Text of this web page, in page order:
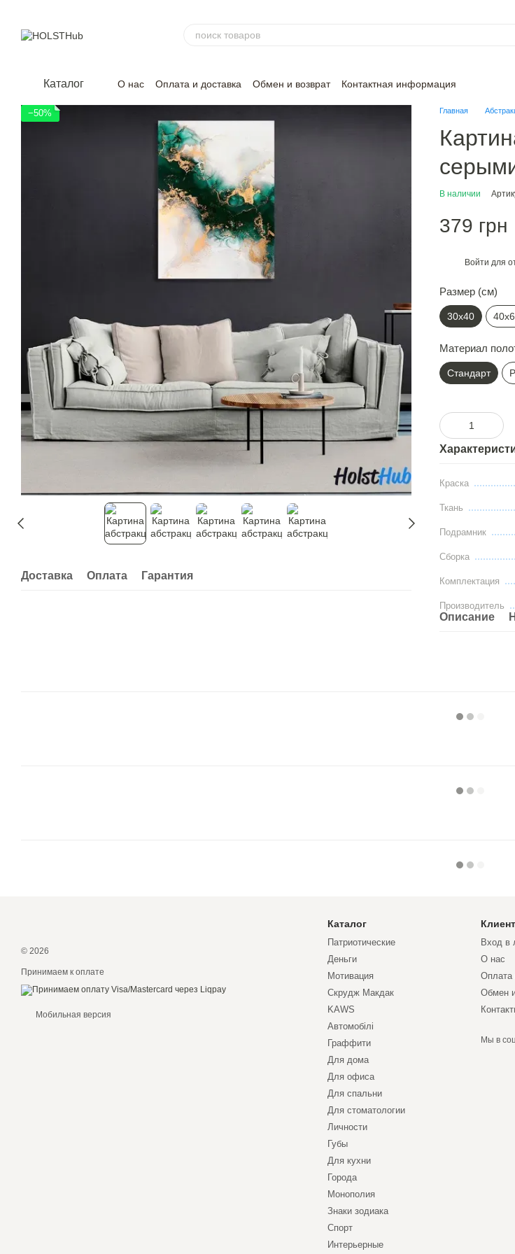
Каталог О нас Оплата и доставка Обмен и возврат Контактная информация
−50%
Доставка Оплата Гарантия
Главная
В наличии
379 грн
Войти для
Размер (см)
30х40
Материал
Стандарт
Краска
Ткань
Подрамник
Сборка
Комплектация
Производитель
Описание
© 2026
Принимаем к оплате
Мобильная версия
Каталог
Патриотические
Деньги
Мотивация
Скрудж Макдак
KAWS
Автомобілі
Граффити
Для дома
Для офиса
Для спальни
Для стоматологии
Личности
Губы
Для кухни
Города
Монополия
Знаки зодиака
Спорт
Интерьерные
Вход в
О нас
Оплата
Обмен
Мы в